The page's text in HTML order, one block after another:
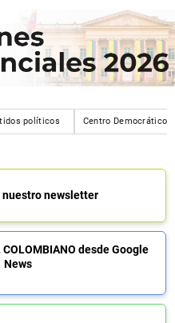
políticos Centro Democrático
newsletter
desde Google
News